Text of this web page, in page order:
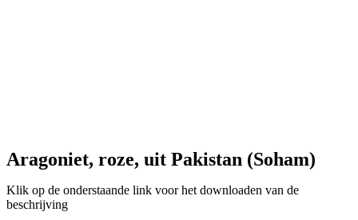
Aragoniet, roze, uit Pakistan (Soham)
Klik op de onderstaande link voor het downloaden van de
beschrijving